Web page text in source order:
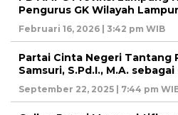
Pengurus GK Wilayah
Februari 16, 2026 | 3:42 pm WIB
Partai Cinta Negeri Tantang
Samsuri, S.Pd.I., M.A.
September 22, 2025 | 7:44 pm